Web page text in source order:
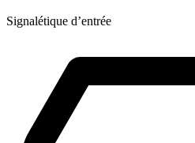
Signalétique d’entrée